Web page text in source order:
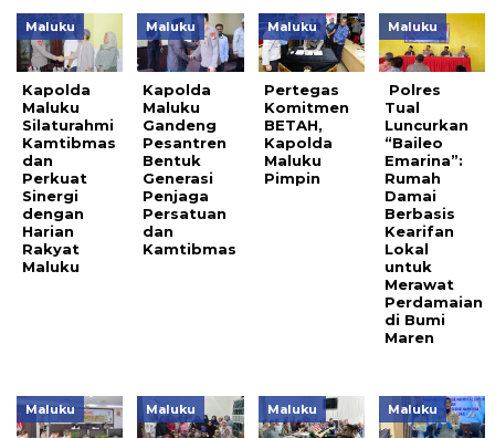
Maluku
Kapolda
Maluku
Silaturahmi
Kamtibmas
dan
Perkuat
Sinergi
dengan
Harian
Rakyat
Maluku
Maluku
Kapolda
Maluku
Gandeng
Pesantren
Bentuk
Generasi
Penjaga
Persatuan
dan
Kamtibmas
Maluku
Pertegas
Komitmen
BETAH,
Kapolda
Maluku
Pimpin
Maluku
Polres
Tual
Luncurkan
“Baileo
Emarina”:
Rumah
Damai
Berbasis
Kearifan
Lokal
untuk
Merawat
Perdamaian
di Bumi
Maren
Maluku Maluku Maluku Maluku